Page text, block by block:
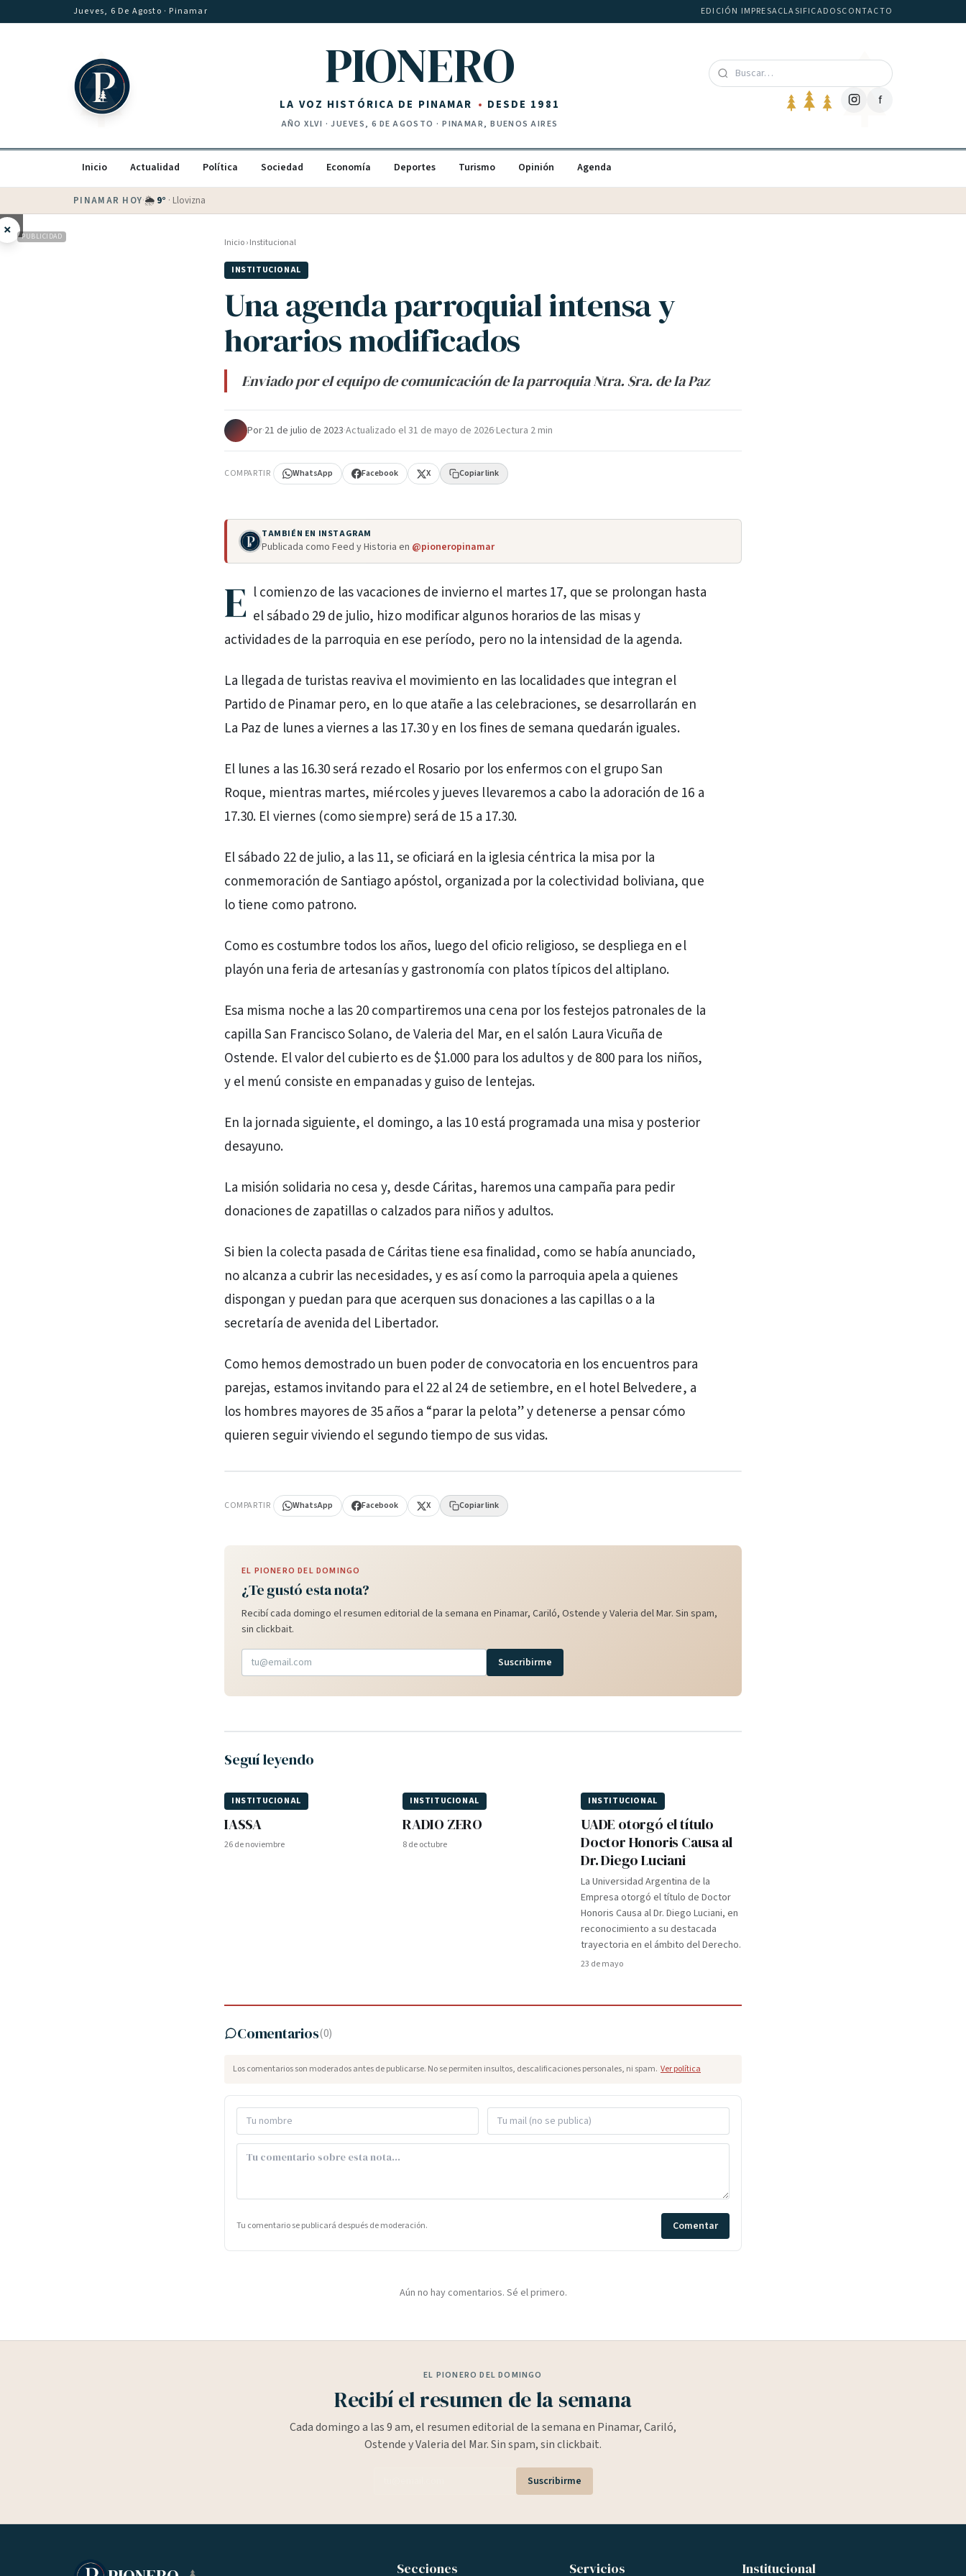
Saltar al contenidoJueves, 6 De Agosto · Pinamar EDICIÓN IMPRESACLASIFICADOSCONTACTO
PIONERO
LA VOZ HISTÓRICA DE PINAMAR DESDE 1981
AÑOXLVI ·JUEVES, 6 DE AGOSTO · PINAMAR, BUENOS AIRES
f
Inicio Actualidad Política Sociedad Economía Deportes Turismo Opinión Agenda
PINAMAR HOY·💵 Dólar blue$1530
× PUBLICIDAD Inicio›Institucional
INSTITUCIONAL
Una agenda parroquial intensa y
horarios modificados
Enviado por el equipo de comunicación de la parroquia Ntra. Sra. de la Paz
Por·21 de julio de 2023·Actualizado el31 de mayo de 2026·Lectura 2 min
COMPARTIR WhatsApp Facebook X Copiar link
TAMBIÉN EN INSTAGRAM
Publicada como Feed y Historia en @pioneropinamar
E l comienzo de las vacaciones de invierno el martes 17, que se prolongan hasta
el sábado 29 de julio, hizo modificar algunos horarios de las misas y
actividades de la parroquia en ese período, pero no la intensidad de la agenda.
La llegada de turistas reaviva el movimiento en las localidades que integran el
Partido de Pinamar pero, en lo que atañe a las celebraciones, se desarrollarán en
La Paz de lunes a viernes a las 17.30 y en los fines de semana quedarán iguales.
El lunes a las 16.30 será rezado el Rosario por los enfermos con el grupo San
Roque, mientras martes, miércoles y jueves llevaremos a cabo la adoración de 16 a
17.30. El viernes (como siempre) será de 15 a 17.30.
El sábado 22 de julio, a las 11, se oficiará en la iglesia céntrica la misa por la
conmemoración de Santiago apóstol, organizada por la colectividad boliviana, que
lo tiene como patrono.
Como es costumbre todos los años, luego del oficio religioso, se despliega en el
playón una feria de artesanías y gastronomía con platos típicos del altiplano.
Esa misma noche a las 20 compartiremos una cena por los festejos patronales de la
capilla San Francisco Solano, de Valeria del Mar, en el salón Laura Vicuña de
Ostende. El valor del cubierto es de $1.000 para los adultos y de 800 para los niños,
y el menú consiste en empanadas y guiso de lentejas.
En la jornada siguiente, el domingo, a las 10 está programada una misa y posterior
desayuno.
La misión solidaria no cesa y, desde Cáritas, haremos una campaña para pedir
donaciones de zapatillas o calzados para niños y adultos.
Si bien la colecta pasada de Cáritas tiene esa finalidad, como se había anunciado,
no alcanza a cubrir las necesidades, y es así como la parroquia apela a quienes
dispongan y puedan para que acerquen sus donaciones a las capillas o a la
secretaría de avenida del Libertador.
Como hemos demostrado un buen poder de convocatoria en los encuentros para
parejas, estamos invitando para el 22 al 24 de setiembre, en el hotel Belvedere, a
los hombres mayores de 35 años a “parar la pelota” y detenerse a pensar cómo
quieren seguir viviendo el segundo tiempo de sus vidas.
COMPARTIR WhatsApp Facebook X Copiar link
EL PIONERO DEL DOMINGO
¿Te gustó esta nota?
Recibí cada domingo el resumen editorial de la semana en Pinamar, Cariló, Ostende y Valeria del Mar. Sin spam,
sin clickbait.
Suscribirme
Seguí leyendo
INSTITUCIONAL
IASSA
26 de noviembre
INSTITUCIONAL
RADIO ZERO
8 de octubre
INSTITUCIONAL
UADE otorgó el título
Doctor Honoris Causa al
Dr. Diego Luciani
La Universidad Argentina de la
Empresa otorgó el título de Doctor
Honoris Causa al Dr. Diego Luciani, en
reconocimiento a su destacada
trayectoria en el ámbito del Derecho.
23 de mayo
Comentarios(0)
Los comentarios son moderados antes de publicarse. No se permiten insultos, descalificaciones personales, ni spam. Ver política
Tu comentario se publicará después de moderación. Comentar
Aún no hay comentarios. Sé el primero.
EL PIONERO DEL DOMINGO
Recibí el resumen de la semana
Cada domingo a las 9 am, el resumen editorial de la semana en Pinamar, Cariló,
Ostende y Valeria del Mar. Sin spam, sin clickbait.
Suscribirme
Secciones Servicios Institucional